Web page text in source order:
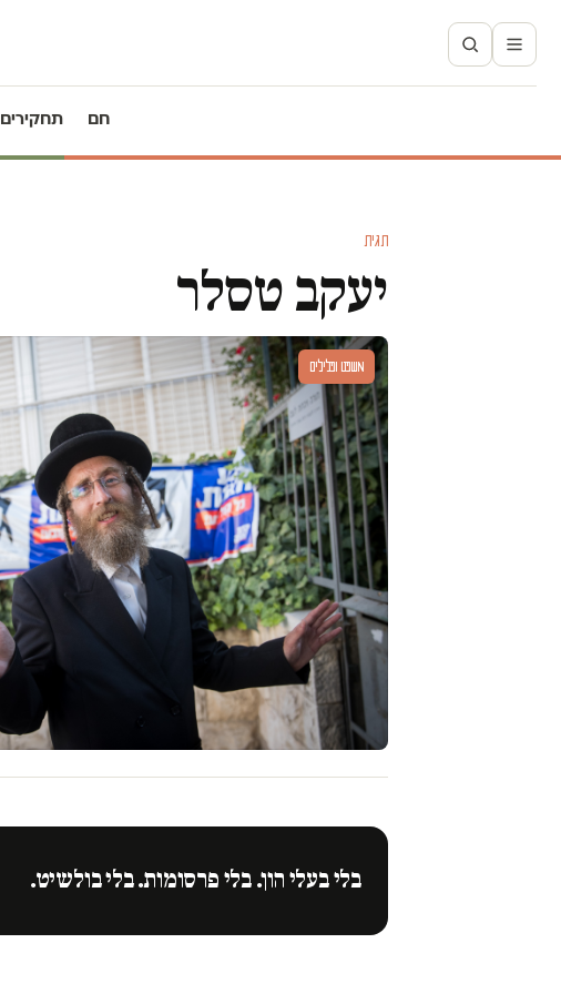
חם תחקירים
תגית
יעקב טסלר
משפט ופלילים
בלי בעלי הון. בלי פרסומות. בלי בולשיט.